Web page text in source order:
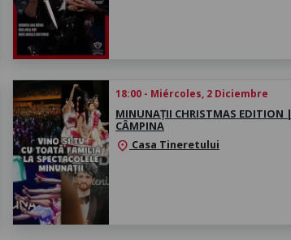
18:00 - Miércoles, 2 Diciembre
MINUNAȚII CHRISTMAS EDITION |
CÂMPINA
location_on Casa Tineretului